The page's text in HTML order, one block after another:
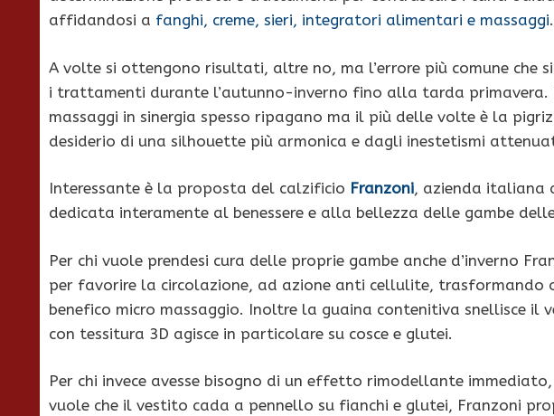
affidandosi a fanghi, creme, sieri, integratori alimentari e massaggi.
A volte si ottengono risultati, altre no, ma l’errore più comune che
i trattamenti durante l’autunno-inverno fino alla tarda primavera.
massaggi in sinergia spesso ripagano ma il più delle volte è la
desiderio di una silhouette più armonica e dagli inestetismi
Interessante è la proposta del calzificio Franzoni, azienda italiana
dedicata interamente al benessere e alla bellezza delle gambe
Per chi vuole prendesi cura delle proprie gambe anche d’inverno
per favorire la circolazione, ad azione anti cellulite, trasformando
benefico micro massaggio. Inoltre la guaina contenitiva snellisce il
con tessitura 3D agisce in particolare su cosce e glutei.
Per chi invece avesse bisogno di un effetto rimodellante
vuole che il vestito cada a pennello su fianchi e glutei, Franzoni